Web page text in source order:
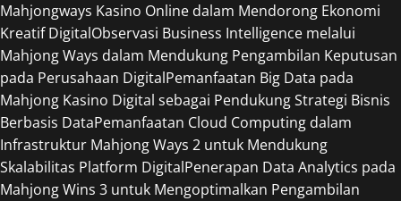
Mahjongways Kasino Online dalam Mendorong Ekonomi
Kreatif DigitalObservasi Business Intelligence melalui
Mahjong Ways dalam Mendukung Pengambilan Keputusan
pada Perusahaan DigitalPemanfaatan Big Data pada
Mahjong Kasino Digital sebagai Pendukung Strategi Bisnis
Berbasis DataPemanfaatan Cloud Computing dalam
Infrastruktur Mahjong Ways 2 untuk Mendukung
Skalabilitas Platform DigitalPenerapan Data Analytics pada
Mahjong Wins 3 untuk Mengoptimalkan Pengambilan